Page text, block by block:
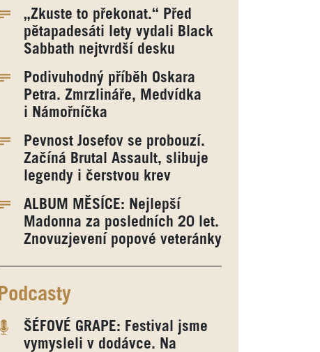
„Zkuste to překonat.“ Před
pětapadesáti lety vydali Black
Sabbath nejtvrdší desku
Podivuhodný příběh Oskara
Petra. Zmrzlináře, Medvídka
i Námořníčka
Pevnost Josefov se probouzí.
Začíná Brutal Assault, slibuje
legendy i čerstvou krev
ALBUM MĚSÍCE: Nejlepší
Madonna za posledních 20 let.
Znovuzjevení popové veteránky
Podcasty
ŠÉFOVÉ GRAPE: Festival jsme
vymysleli v dodávce. Na